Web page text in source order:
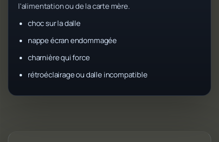
l'alimentation ou de la carte mère.
choc sur la dalle
nappe écran endommagée
charnière qui force
rétroéclairage ou dalle incompatible